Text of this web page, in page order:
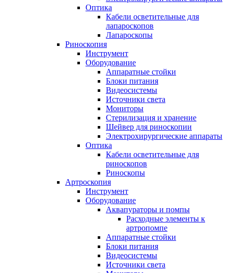
Оптика
Кабели осветительные для
лапароскопов
Лапароскопы
Риноскопия
Инструмент
Оборудование
Аппаратные стойки
Блоки питания
Видеосистемы
Источники света
Мониторы
Стерилизация и хранение
Шейвер для риноскопии
Электрохирургические аппараты
Оптика
Кабели осветительные для
риноскопов
Риноскопы
Артроскопия
Инструмент
Оборудование
Аквапураторы и помпы
Расходные элементы к
артропомпе
Аппаратные стойки
Блоки питания
Видеосистемы
Источники света